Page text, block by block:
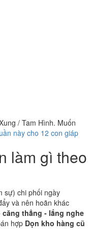
/ Tam Hình. Muốn
này cho 12 con giáp
làm gì theo
sự) chi phối ngày
và nên hoãn khác
căng thẳng - lắng nghe
hợp Dọn kho hàng cũ